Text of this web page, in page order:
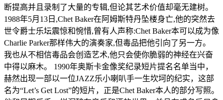
断提高并且录制了大量的专辑,但论其艺术价值却毫无建树。
1988年5月13日,Chet Baker在阿姆斯特丹坠楼身亡,他的突然去
世令爵士乐坛震惊和惋惜,曾有人声称:Chet Baker本可以成为像
Charlie Parker那样伟大的演奏家,但毒品把他引向了另一方。
我也从不相信毒品会创造艺术,他只会使你脆弱的神经在兴奋
中得以麻木。 1990年奥斯卡金像奖纪录短片提名名单当中，
赫然出现一部以一位JAZZ乐小喇叭手一生坎坷的纪实，这部
名为“Let’s Get Lost”的短片，正是Chet Baker本人的部分写照。